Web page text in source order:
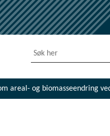
areal- og biomasseendring